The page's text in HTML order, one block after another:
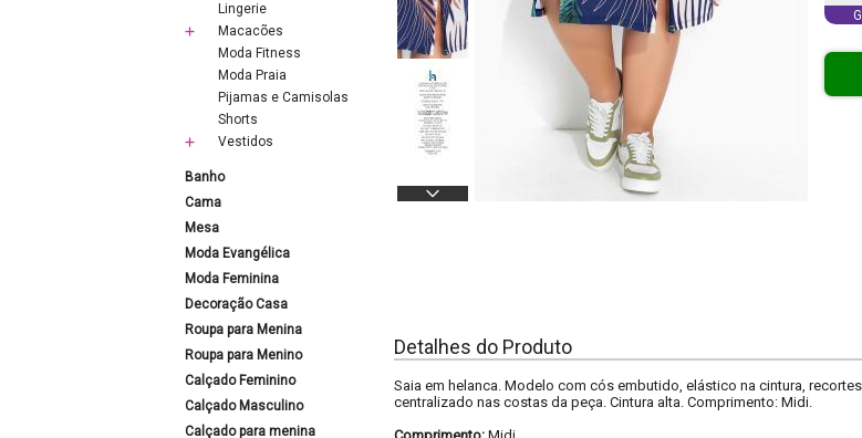
Lingerie
Macacões
Moda Fitness
Moda Praia
Pijamas e Camisolas
Shorts
Vestidos
Banho
Cama
Mesa
Moda Evangélica
Moda Feminina
Decoração Casa
Roupa para Menina
Roupa para Menino
Calçado Feminino
Calçado Masculino
Calçado para menina
G
Detalhes do Produto
Saia em helanca. Modelo com cós embutido, elástico na cintura,
centralizado nas costas da peça. Cintura alta. Comprimento: Midi.